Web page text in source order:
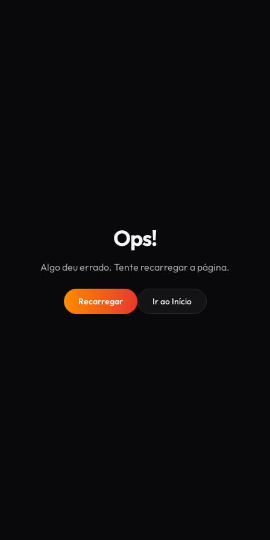
Ops!
Algo deu errado. Tente recarregar a página.
Recarregar Ir ao Início